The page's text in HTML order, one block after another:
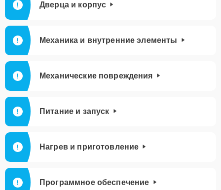
Дверца и корпус
Механика и внутренние элементы
Механические повреждения
Питание и запуск
Нагрев и приготовление
Программное обеспечение